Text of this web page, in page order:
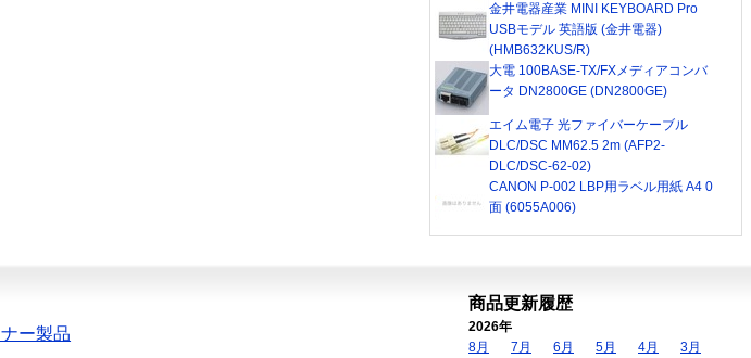
金井電器産業 MINI KEYBOARD Pro
USBモデル 英語版 (金井電器)
(HMB632KUS/R)
大電 100BASE-TX/FXメディアコンバ
ータ DN2800GE (DN2800GE)
エイム電子 光ファイバーケーブル
DLC/DSC MM62.5 2m (AFP2-
DLC/DSC-62-02)
CANON P-002 LBP用ラベル用紙 A4 0
面 (6055A006)
ー製品
商品更新履歴
2026年
8月
7月 6月 5月 4月
3月